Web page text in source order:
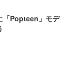
「Popteen」モデ